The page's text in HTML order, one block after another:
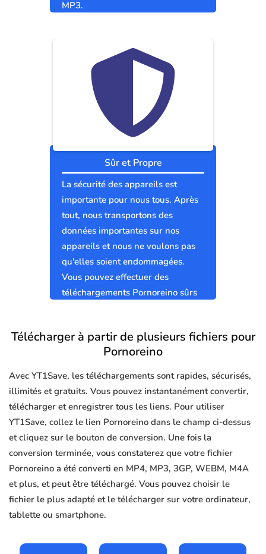
MP3.
Sûr et Propre
La sécurité des appareils est
importante pour nous tous. Après
tout, nous transportons des
données importantes sur nos
appareils et nous ne voulons pas
qu'elles soient endommagées.
Vous pouvez effectuer des
téléchargements Pornoreino sûrs
Télécharger à partir de plusieurs fichiers pour
Pornoreino
Avec YT1Save, les téléchargements sont rapides, sécurisés,
illimités et gratuits. Vous pouvez instantanément convertir,
télécharger et enregistrer tous les liens. Pour utiliser
YT1Save, collez le lien Pornoreino dans le champ ci-dessus
et cliquez sur le bouton de conversion. Une fois la
conversion terminée, vous constaterez que votre fichier
Pornoreino a été converti en MP4, MP3, 3GP, WEBM, M4A
et plus, et peut être téléchargé. Vous pouvez choisir le
fichier le plus adapté et le télécharger sur votre ordinateur,
tablette ou smartphone.